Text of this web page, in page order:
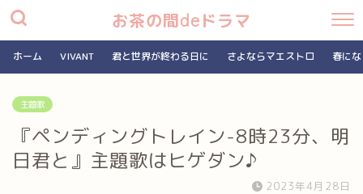
お茶の間deドラマ
ホーム VIVANT 君と世界が終わる日に さよならマエストロ 春に
主題歌
『ペンディングトレイン-8時23分、明
日君と』主題歌はヒゲダン♪
2023年4月28日